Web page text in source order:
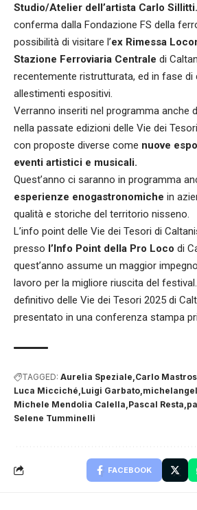
Studio/Atelier dell’artista Carlo Sillitti.
conferma dalla Fondazione FS della
possibilità di visitare l’ex Rimessa
Stazione Ferroviaria Centrale di
recentemente ristrutturata, ed in fase di
allestimenti espositivi.
Verranno inseriti nel programma anche
nella passate edizioni delle Vie dei
con proposte diverse come nuove
eventi artistici e musicali.
Quest’anno ci saranno in programma
esperienze enogastronomiche in
qualità e storiche del territorio nisseno.
L’info point delle Vie dei Tesori di
presso l’Info Point della Pro Loco di
quest’anno assume un maggior
lavoro per la migliore riuscita del
definitivo delle Vie dei Tesori 2025 di
presentato in una conferenza stampa
TAGGED: Aurelia Speziale Carlo
Luca Micciché Luigi Garbato
Michele Mendolia Calella Pascal Resta
Selene Tumminelli
FACEBOOK